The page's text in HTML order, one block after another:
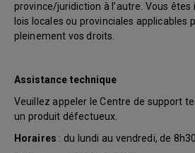
province/juridiction à l’autre. Vous êtes
lois locales ou provinciales applicables
pleinement vos droits.
Assistance technique
Veuillez appeler le Centre de support
un produit défectueux.
Horaires : du lundi au vendredi, de